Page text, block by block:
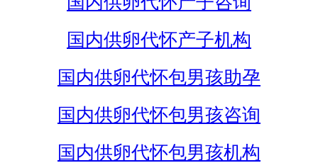
国内供卵代怀产子机构
国内供卵代怀包男孩助孕
国内供卵代怀包男孩咨询
国内供卵代怀包男孩机构